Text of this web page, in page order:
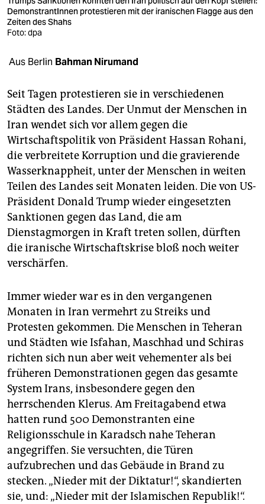
veranstaltungen
shop
fragen & hilfe
abo
genossenschaft
epaper login
DemonstrantInnen protestieren mit der iranischen Flagge aus den
Zeiten des Shahs
Foto: dpa
Aus Berlin Bahman Nirumand
Seit Tagen protestieren sie in verschiedenen
Städten des Landes. Der Unmut der Menschen in
Iran wendet sich vor allem gegen die
Wirtschaftspolitik von Präsident Hassan Rohani,
die verbreitete Korruption und die gravierende
Wasserknappheit, unter der Menschen in weiten
Teilen des Landes seit Monaten leiden. Die von US-
Präsident Donald Trump wieder eingesetzten
Sanktionen gegen das Land, die am
Dienstagmorgen in Kraft treten sollen, dürften
die iranische Wirtschaftskrise bloß noch weiter
verschärfen.
Immer wieder war es in den vergangenen
Monaten in Iran vermehrt zu Streiks und
Protesten gekommen. Die Menschen in Teheran
und Städten wie Isfahan, Maschhad und Schiras
richten sich nun aber weit vehementer als bei
früheren Demonstrationen gegen das gesamte
System Irans, insbesondere gegen den
herrschenden Klerus. Am Freitagabend etwa
hatten rund 500 Demonstranten eine
Religionsschule in Karadsch nahe Teheran
angegriffen. Sie versuchten, die Türen
aufzubrechen und das Gebäude in Brand zu
stecken. „Nieder mit der Diktatur!“, skandierten
sie, und: „Nieder mit der Islamischen Republik!“.